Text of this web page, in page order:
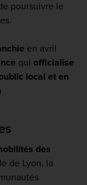
poursuivre le
en avril
qui officialise
local et en
des
de Lyon, la